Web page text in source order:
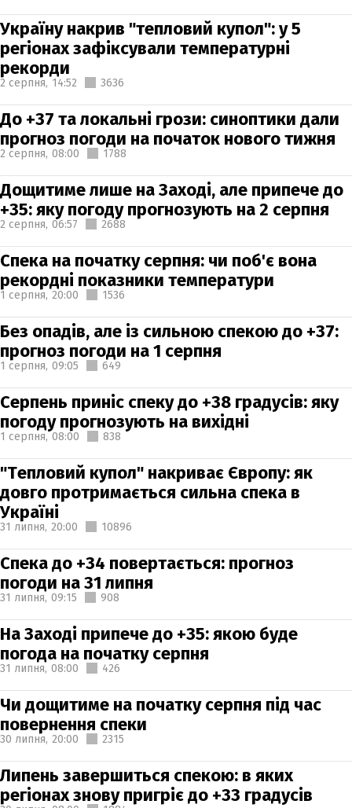
Україну накрив "тепловий купол": у 5
регіонах зафіксували температурні
рекорди
2 серпня, 14:52 3636
До +37 та локальні грози: синоптики дали
прогноз погоди на початок нового тижня
2 серпня, 08:00 1788
Дощитиме лише на Заході, але припече до
+35: яку погоду прогнозують на 2 серпня
2 серпня, 06:57 2688
Спека на початку серпня: чи поб'є вона
рекордні показники температури
1 серпня, 20:00 1536
Без опадів, але із сильною спекою до +37:
прогноз погоди на 1 серпня
1 серпня, 09:05 649
Серпень приніс спеку до +38 градусів: яку
погоду прогнозують на вихідні
1 серпня, 08:00 838
"Тепловий купол" накриває Європу: як
довго протримається сильна спека в
Україні
31 липня, 20:00 10896
Спека до +34 повертається: прогноз
погоди на 31 липня
31 липня, 09:15 908
На Заході припече до +35: якою буде
погода на початку серпня
31 липня, 08:00 426
Чи дощитиме на початку серпня під час
повернення спеки
30 липня, 20:00 2315
Липень завершиться спекою: в яких
регіонах знову пригріє до +33 градусів